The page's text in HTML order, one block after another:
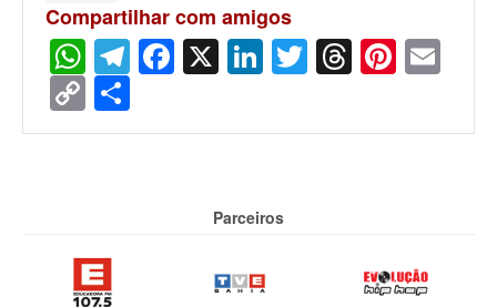
Compartilhar com amigos
WhatsApp
Telegram
Facebook
X LinkedIn
Twitter
Threads
Copy
Link
Parceiros